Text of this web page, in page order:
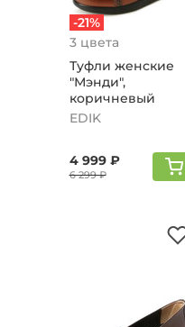
-21%
3 цвета
Туфли женские
"Мэнди",
коричневый
EDIK
4 999 ₽
6 299 ₽